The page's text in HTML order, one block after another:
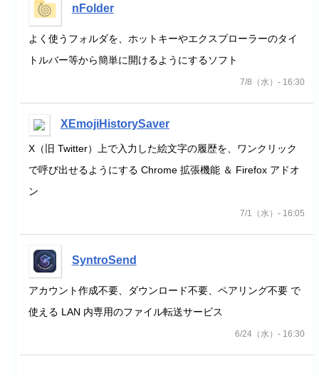
nFolder
よく使うフォルダを、ホットキーやエクスプローラーのタイ
トルバー等から簡単に開けるようにするソフト
7/8（水）- 16:30
XEmojiHistorySaver
X（旧 Twitter）上で入力した絵文字の履歴を、ワンクリック
で呼び出せるようにする Chrome 拡張機能 ＆ Firefox アドオ
ン
7/1（水）- 16:05
SyntroSend
アカウント作成不要、ダウンロード不要、ペアリング不要 で
使える LAN 内専用のファイル転送サービス
6/24（水）- 16:30